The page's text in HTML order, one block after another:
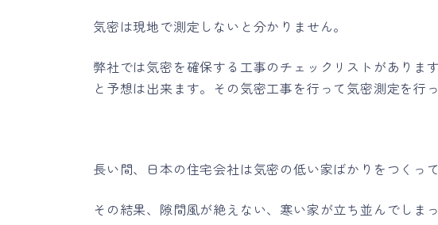
気密は現地で測定しないと分かりません。
弊社では気密を確保する工事のチェックリストがありま
と予想は出来ます。その気密工事を行って気密測定を行
長い間、日本の住宅会社は気密の低い家ばかりをつくって
その結果、隙間風が絶えない、寒い家が立ち並んでしまっ